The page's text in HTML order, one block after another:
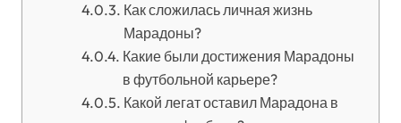
Как сложилась личная жизнь
Марадоны?
Какие были достижения Марадоны
в футбольной карьере?
Какой легат оставил Марадона в